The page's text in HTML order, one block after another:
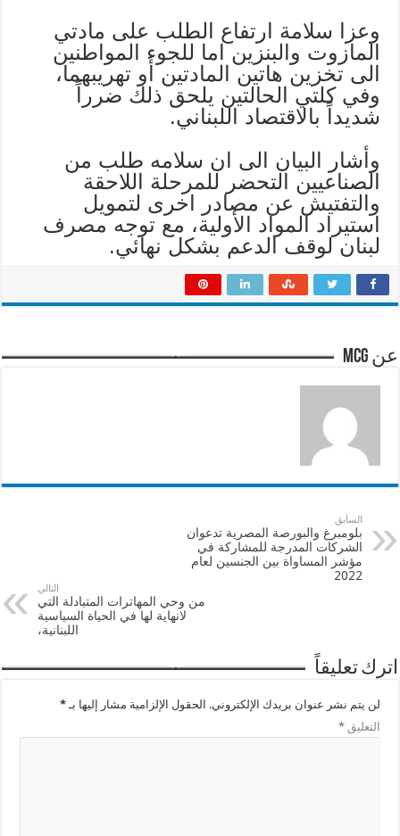
وعزا سلامة ارتفاع الطلب على مادتي
المازوت والبنزين اما للجوء المواطنين
الى تخزين هاتين المادتين أو تهريبهما،
وفي كلتي الحالتين يلحق ذلك ضرراً
شديداً بالاقتصاد اللبناني.
وأشار البيان الى ان سلامه طلب من
الصناعيين التحضر للمرحلة اللاحقة
والتفتيش عن مصادر اخرى لتمويل
استيراد المواد الأولية، مع توجه مصرف
لبنان لوقف الدعم بشكل نهائي.
عن mcg
السابق
بلومبرغ والبورصة المصرية تدعوان
الشركات المدرجة للمشاركة في
مؤشر المساواة بين الجنسين لعام
2022
التالي
من وحي المهاترات المتبادلة التي
لانهاية لها في الحياة السياسية
اللبنانية،
اترك تعليقاً
لن يتم نشر عنوان بريدك الإلكتروني. الحقول الإلزامية مشار إليها بـ*
التعليق*